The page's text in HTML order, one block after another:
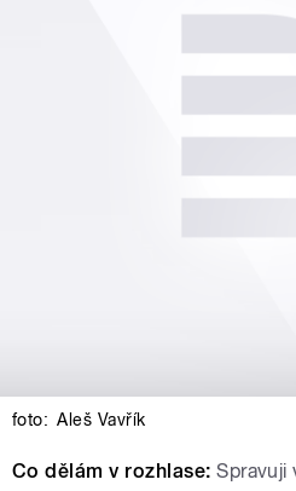
foto: Aleš Vavřík
Co dělám v rozhlase: Spravuji